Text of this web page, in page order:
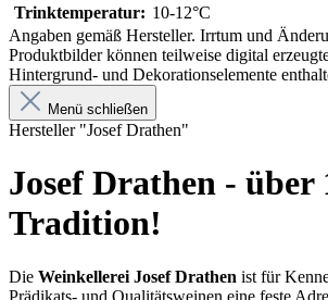
Trinktemperatur: 10-12°C
Angaben gemäß Hersteller. Irrtum und
Produktbilder können teilweise digital
Hintergrund- und Dekorationselemente
Menü schließen
Hersteller "Josef Drathen"
Josef Drathen - über
Tradition!
Die Weinkellerei Josef Drathen ist für
Prädikats- und Qualitätsweinen eine feste